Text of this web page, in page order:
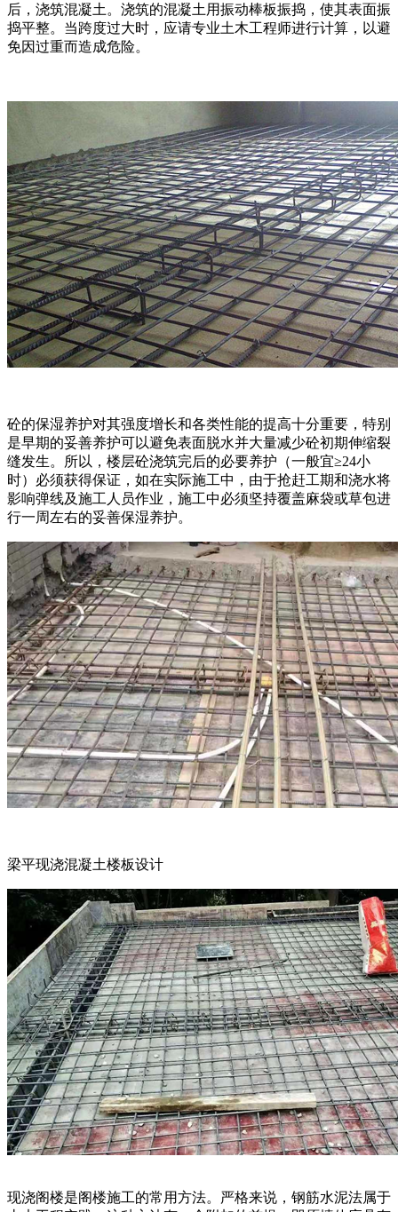
后，浇筑混凝土。浇筑的混凝土用振动棒板振捣，使其表面振
捣平整。当跨度过大时，应请专业土木工程师进行计算，以避
免因过重而造成危险。
砼的保湿养护对其强度增长和各类性能的提高十分重要，特别
是早期的妥善养护可以避免表面脱水并大量减少砼初期伸缩裂
缝发生。所以，楼层砼浇筑完后的必要养护（一般宜≥24小
时）必须获得保证，如在实际施工中，由于抢赶工期和浇水将
影响弹线及施工人员作业，施工中必须坚持覆盖麻袋或草包进
行一周左右的妥善保湿养护。
梁平现浇混凝土楼板设计
现浇阁楼是阁楼施工的常用方法。严格来说，钢筋水泥法属于